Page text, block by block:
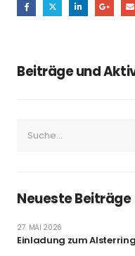
Beiträge und
Neueste Beiträge
Einladung zum
27. MAI 2026